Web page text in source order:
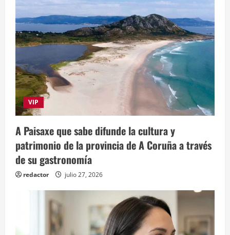
VIP
A Paisaxe que sabe difunde la cultura y
patrimonio de la provincia de A Coruña a través
de su gastronomía
redactor julio 27, 2026